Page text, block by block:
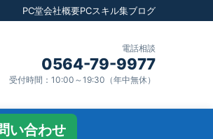
PC堂会社概要PCスキル集ブログ
電話相談
0564-79-9977
受付時間：10:00～19:30（年中無休）
い合わせ